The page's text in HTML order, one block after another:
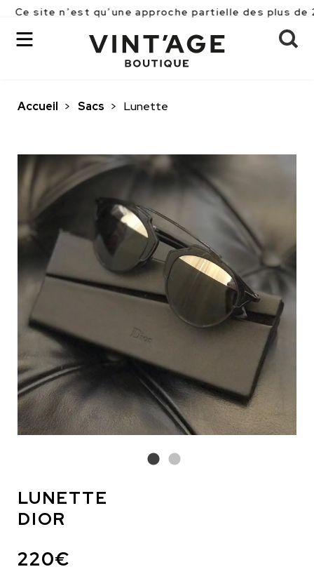
qu’une approche partielle des plus de 2500
Accueil > Sacs > Lunette
LUNETTE
DIOR
220€